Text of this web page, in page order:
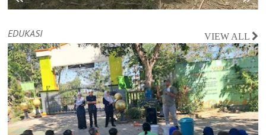
EDUKASI VIEW ALL